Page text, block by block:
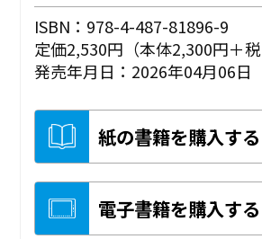
ISBN：978-4-487-81896-9
定価2,530円（本体2,300円＋税
発売年月日：2026年04月06日
紙の書籍を購入する
電子書籍を購入する